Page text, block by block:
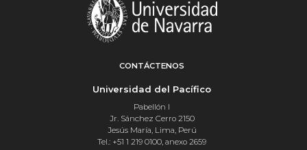
CONTÁCTENOS
Universidad del Pacífico
Pabellón I
Jr. Sánchez Cerro 2150
Jesús María, Lima, Perú
Tel.: +51 1 219 0100, anexo 2659